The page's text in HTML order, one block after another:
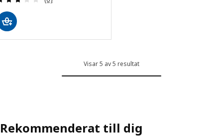
Visar 5 av 5 resultat
Rekommenderat till dig